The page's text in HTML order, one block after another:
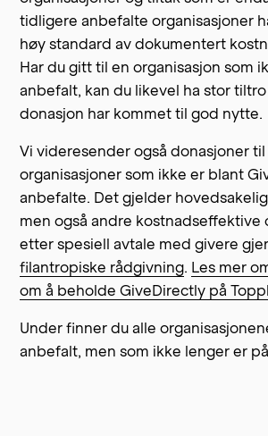
tidligere anbefalte organisasjoner
høy standard av dokumentert
Har du gitt til en organisasjon som
anbefalt, kan du likevel ha stor
donasjon har kommet til god nytte.
Vi videresender også donasjoner
organisasjoner som ikke er blant
anbefalte. Det gjelder
men også andre kostnadseffektive
etter spesiell avtale med givere
filantropiske rådgivning. Les mer
om å beholde GiveDirectly på
Under finner du alle
anbefalt, men som ikke lenger er